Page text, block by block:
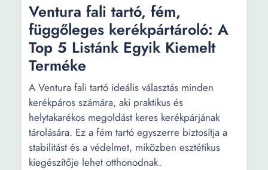
Ventura fali tartó, fém,
függőleges kerékpártároló: A
Top 5 Listánk Egyik Kiemelt
Terméke
A Ventura fali tartó ideális választás minden
kerékpáros számára, aki praktikus és
helytakarékos megoldást keres kerékpárjának
tárolására. Ez a fém tartó egyszerre biztosítja a
stabilitást és a védelmet, miközben esztétikus
kiegészítője lehet otthonodnak.